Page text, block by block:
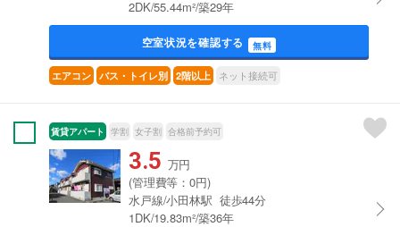
2DK/55.44m²/築29年
空室状況を確認する 無料
エアコン バス・トイレ別 2階以上 ネット接続可
賃貸アパート 学割 女子割 合格前予約可
3.5 万円
(管理費等：0円)
水戸線/小田林駅 徒歩44分
1DK/19.83m²/築36年